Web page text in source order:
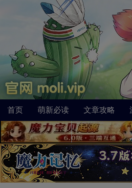
首页 萌新必读 文章攻略